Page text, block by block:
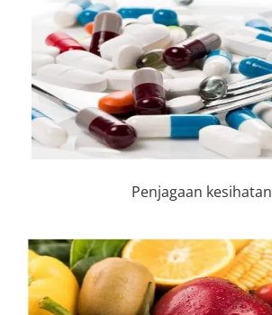
Penjagaan kesihatan